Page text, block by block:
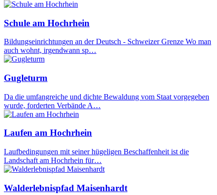
Schule am Hochrhein
Bildungseinrichtungen an der Deutsch - Schweizer Grenze Wo man
auch wohnt, irgendwann sp…
Gugleturm
Da die umfangreiche und dichte Bewaldung vom Staat vorgegeben
wurde, forderten Verbände A…
Laufen am Hochrhein
Laufbedingungen mit seiner hügeligen Beschaffenheit ist die
Landschaft am Hochrhein für…
Walderlebnispfad Maisenhardt